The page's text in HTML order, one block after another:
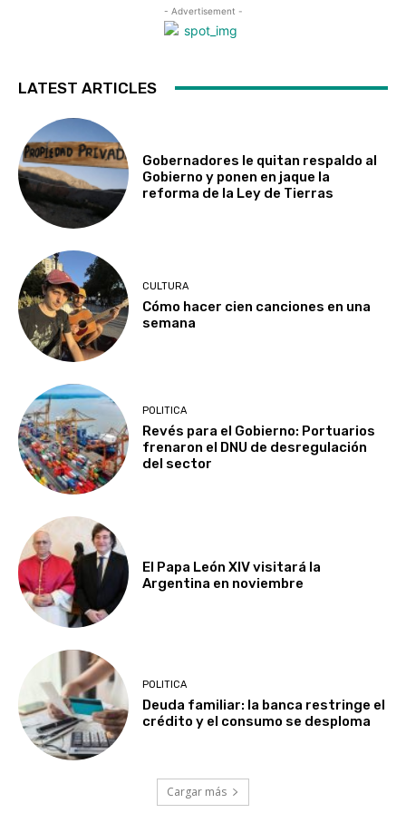
- Advertisement -
LATEST ARTICLES
Gobernadores le quitan respaldo al
Gobierno y ponen en jaque la
reforma de la Ley de Tierras
CULTURA
Cómo hacer cien canciones en una
semana
POLITICA
Revés para el Gobierno: Portuarios
frenaron el DNU de desregulación
del sector
El Papa León XIV visitará la
Argentina en noviembre
POLITICA
Deuda familiar: la banca restringe el
crédito y el consumo se desploma
Cargar más